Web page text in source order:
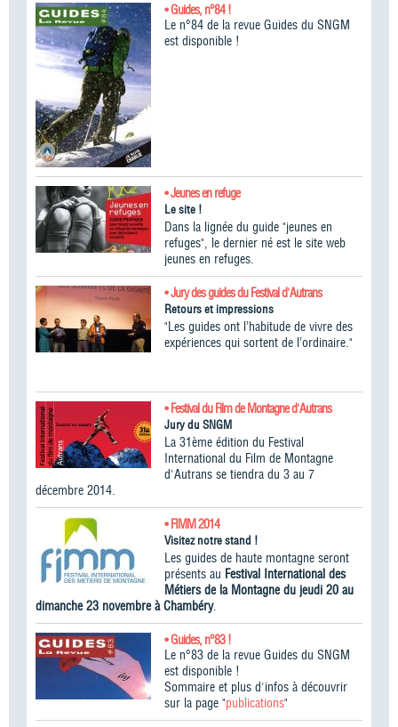
• Guides, n°84 !
Le n°84 de la revue Guides du SNGM
est disponible !
• Jeunes en refuge
Le site !
Dans la lignée du guide "jeunes en
refuges", le dernier né est le site web
jeunes en refuges.
• Jury des guides du Festival d'Autrans
Retours et impressions
"Les guides ont l’habitude de vivre des
expériences qui sortent de l’ordinaire."
• Festival du Film de Montagne d'Autrans
Jury du SNGM
La 31ème édition du Festival
International du Film de Montagne
d'Autrans se tiendra du 3 au 7
décembre 2014.
• FIMM 2014
Visitez notre stand !
Les guides de haute montagne seront
présents au Festival International des
Métiers de la Montagne du jeudi 20 au
dimanche 23 novembre à Chambéry.
• Guides, n°83 !
Le n°83 de la revue Guides du SNGM
est disponible !
Sommaire et plus d'infos à découvrir
sur la page "publications"